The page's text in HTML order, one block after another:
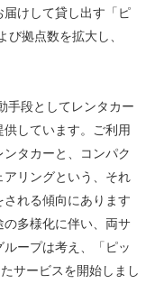
けして貸し出す「ピ
拠点数を拡大し、
手段としてレンタカー
しています。ご利用
タカーと、コンパク
アリングという、それ
れる傾向にあります
多様化に伴い、両サ
ープは考え、「ピッ
サービスを開始しまし